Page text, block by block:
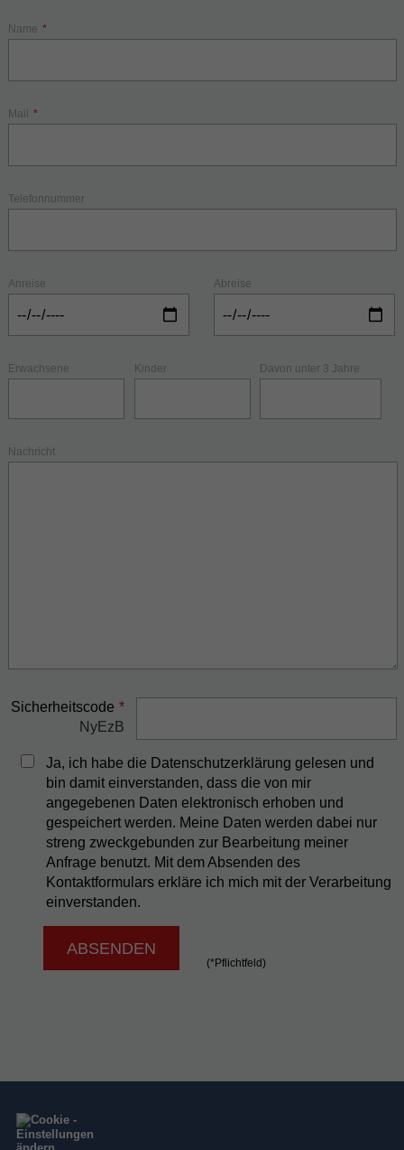
Name *
Mail *
Telefonnummer
Anreise Abreise
Erwachsene Kinder Davon unter 3 Jahre
Nachricht
Sicherheitscode *
NyEzB
Ja, ich habe die Datenschutzerklärung gelesen und
bin damit einverstanden, dass die von mir
angegebenen Daten elektronisch erhoben und
gespeichert werden. Meine Daten werden dabei nur
streng zweckgebunden zur Bearbeitung meiner
Anfrage benutzt. Mit dem Absenden des
Kontaktformulars erkläre ich mich mit der Verarbeitung
einverstanden.
(*Pflichtfeld)